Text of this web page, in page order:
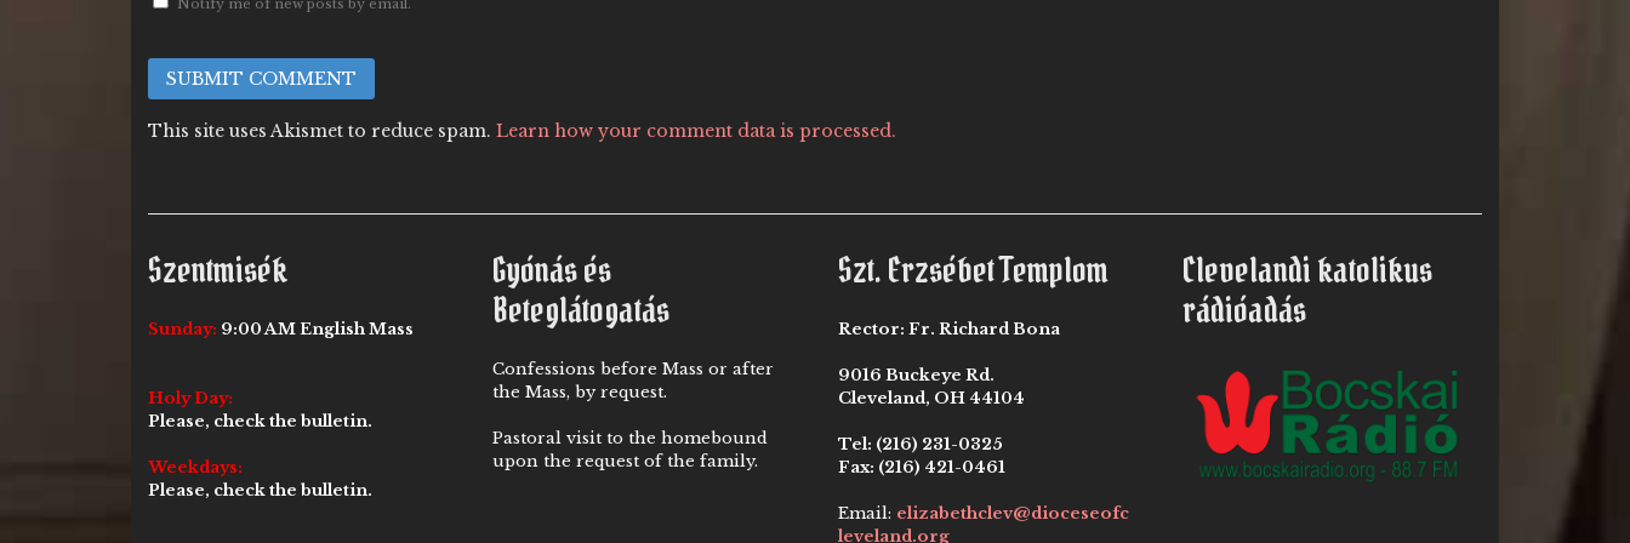
This site uses Akismet to reduce spam. Learn how your comment data is processed.
Szentmisék
Sunday: 9:00 AM English Mass
Holy Day:
Please, check the bulletin.
Weekdays:
Please, check the bulletin.
Gyónás és
Beteglátogatás
Confessions before Mass or after
the Mass, by request.
Pastoral visit to the homebound
upon the request of the family.
Szt. Erzsébet Templom
Rector: Fr. Richard Bona
9016 Buckeye Rd.
Cleveland, OH 44104
Tel: (216) 231-0325
Fax: (216) 421-0461
Email: elizabethclev@dioceseofc
leveland.org
Clevelandi katolikus
rádióadás